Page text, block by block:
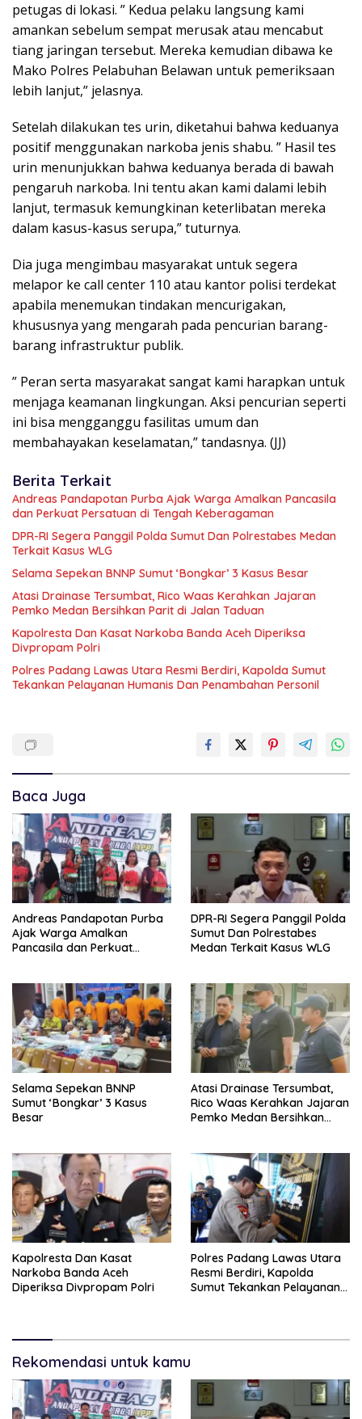
petugas di lokasi. ” Kedua pelaku langsung kami
amankan sebelum sempat merusak atau mencabut
tiang jaringan tersebut. Mereka kemudian dibawa ke
Mako Polres Pelabuhan Belawan untuk pemeriksaan
lebih lanjut,” jelasnya.
Setelah dilakukan tes urin, diketahui bahwa keduanya
positif menggunakan narkoba jenis shabu. ” Hasil tes
urin menunjukkan bahwa keduanya berada di bawah
pengaruh narkoba. Ini tentu akan kami dalami lebih
lanjut, termasuk kemungkinan keterlibatan mereka
dalam kasus-kasus serupa,” tuturnya.
Dia juga mengimbau masyarakat untuk segera
melapor ke call center 110 atau kantor polisi terdekat
apabila menemukan tindakan mencurigakan,
khususnya yang mengarah pada pencurian barang-
barang infrastruktur publik.
” Peran serta masyarakat sangat kami harapkan untuk
menjaga keamanan lingkungan. Aksi pencurian seperti
ini bisa mengganggu fasilitas umum dan
membahayakan keselamatan,” tandasnya. (JJ)
Berita Terkait
Andreas Pandapotan Purba Ajak Warga Amalkan Pancasila
dan Perkuat Persatuan di Tengah Keberagaman
DPR-RI Segera Panggil Polda Sumut Dan Polrestabes Medan
Terkait Kasus WLG
Selama Sepekan BNNP Sumut ‘Bongkar’ 3 Kasus Besar
Atasi Drainase Tersumbat, Rico Waas Kerahkan Jajaran
Pemko Medan Bersihkan Parit di Jalan Taduan
Kapolresta Dan Kasat Narkoba Banda Aceh Diperiksa
Divpropam Polri
Polres Padang Lawas Utara Resmi Berdiri, Kapolda Sumut
Tekankan Pelayanan Humanis Dan Penambahan Personil
Baca Juga
Andreas Pandapotan Purba
Ajak Warga Amalkan
Pancasila dan Perkuat
DPR-RI Segera Panggil Polda
Sumut Dan Polrestabes
Medan Terkait Kasus WLG
Selama Sepekan BNNP
Sumut ‘Bongkar’ 3 Kasus
Besar
Atasi Drainase Tersumbat,
Rico Waas Kerahkan Jajaran
Pemko Medan Bersihkan
Kapolresta Dan Kasat
Narkoba Banda Aceh
Diperiksa Divpropam Polri
Polres Padang Lawas Utara
Resmi Berdiri, Kapolda
Sumut Tekankan Pelayanan
Rekomendasi untuk kamu